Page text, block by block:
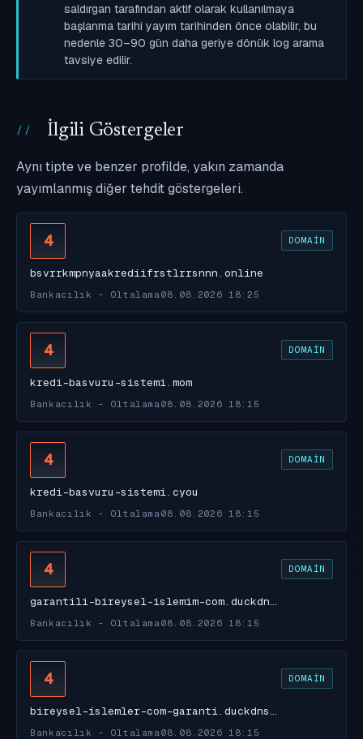
saldırgan tarafından aktif olarak kullanılmaya
başlanma tarihi yayım tarihinden önce olabilir, bu
nedenle 30–90 gün daha geriye dönük log arama
tavsiye edilir.
İlgili Göstergeler
Aynı tipte ve benzer profilde, yakın zamanda
yayımlanmış diğer tehdit göstergeleri.
4 DOMAIN
bsvrrkmpnyaakrediifrstlrrsnnn.online
Bankacılık - Oltalama 08.08.2026 18:25
4 DOMAIN
kredi-basvuru-sistemi.mom
Bankacılık - Oltalama 08.08.2026 18:15
4 DOMAIN
kredi-basvuru-sistemi.cyou
Bankacılık - Oltalama 08.08.2026 18:15
4 DOMAIN
garantili-bireysel-islemim-com.duckdn…
Bankacılık - Oltalama 08.08.2026 18:15
4 DOMAIN
bireysel-islemler-com-garanti.duckdns…
Bankacılık - Oltalama 08.08.2026 18:15